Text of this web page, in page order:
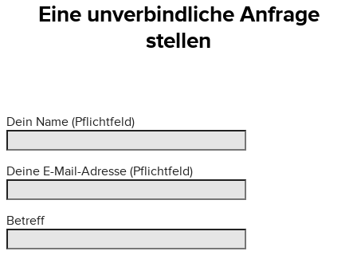
Eine unverbindliche Anfrage
stellen
Dein Name (Pflichtfeld)
Deine E-Mail-Adresse (Pflichtfeld)
Betreff